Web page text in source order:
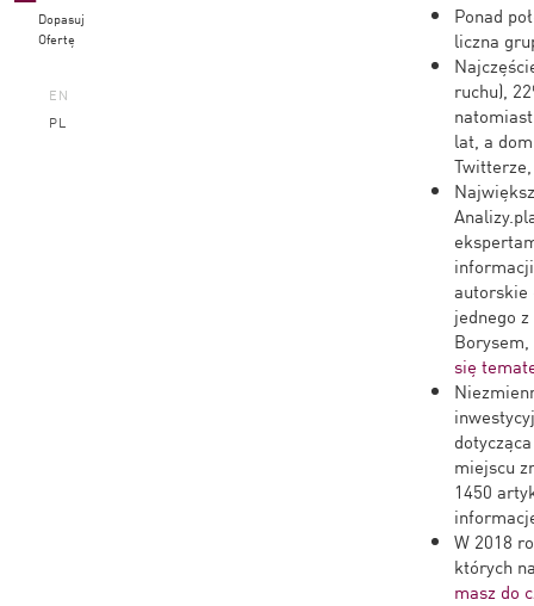
Dopasuj
Ofertę
EN
PL
Ponad
liczna
ruchu),
lat, a
autorskie
jednego
się
miejscu
1450
W 2018
których
masz do